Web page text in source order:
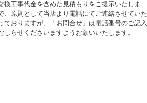
工事代金を含めた見積もりをご提示いたしま
、原則として当店より電話にてご連絡させていた
ておりますが、「お問合せ」は電話番号のご記入
らせくださいますようお願いいたします。